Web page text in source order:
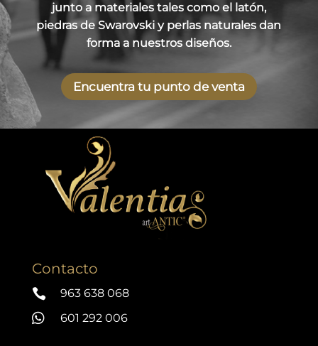
junto a materiales tales como el latón,
piedras de Swarovski y perlas naturales dan
forma a nuestros diseños.
Encuentra tu punto de venta
Contacto
 963 638 068
 601 292 006